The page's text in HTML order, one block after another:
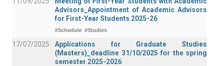
Advisors_Appointment of Academic Advisors
for First-Year Students 2025-26
#Schedule #Studies
17/07/2025
Applications for Graduate Studies
(Masters)_deadline 31/10/2025 for the spring
semester 2025-2026